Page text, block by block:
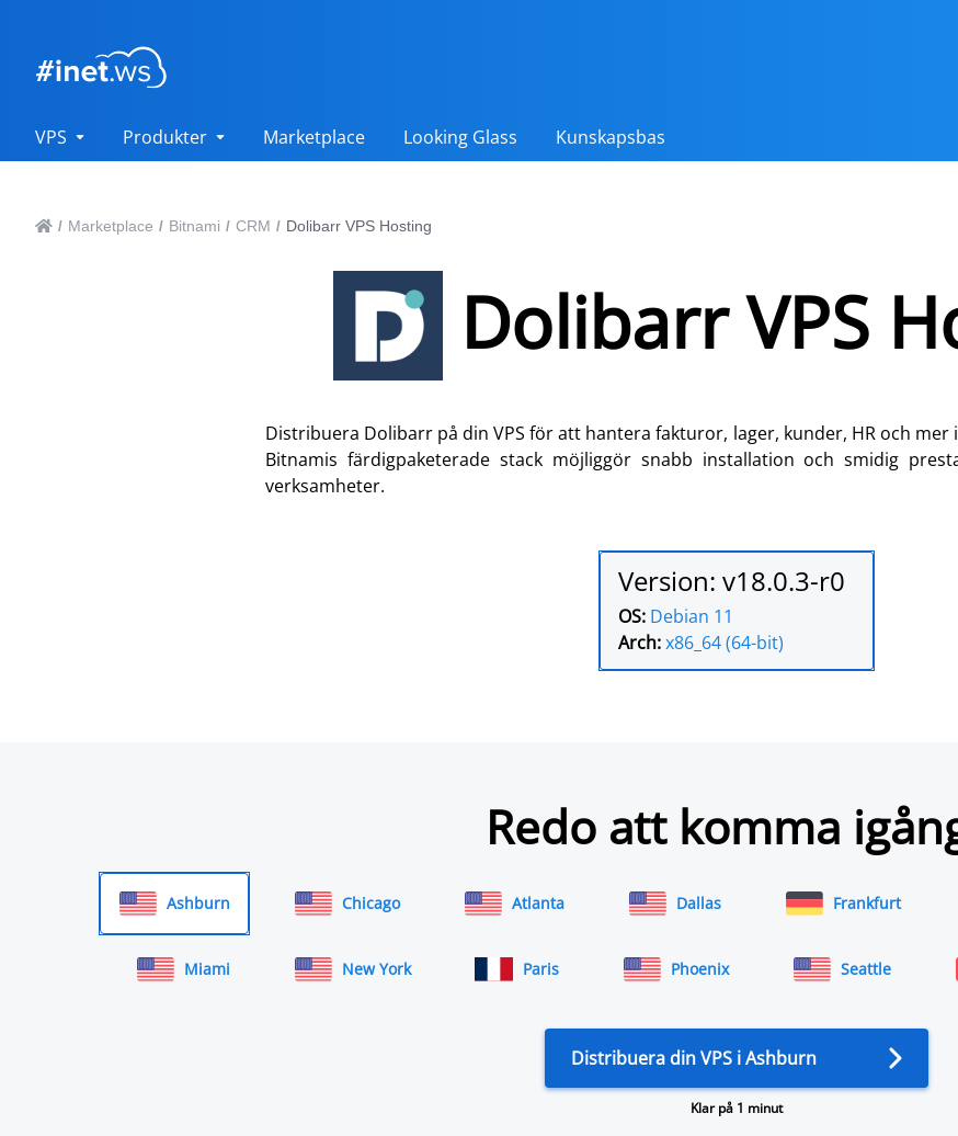
VPS Produkter Marketplace Looking Glass Kunskapsbas
/ Marketplace / Bitnami / CRM / Dolibarr VPS Hosting
Dolibarr VPS
Distribuera Dolibarr på din VPS för att hantera fakturor, lager, kunder, HR och mer i
Bitnamis färdigpaketerade stack möjliggör snabb installation och smidig
verksamheter.
Version: v18.0.3-r0
OS: Debian 11
Arch:x86_64 (64-bit)
Redo att komma
Ashburn Chicago Atlanta Dallas Frankfurt
Miami New York Paris Phoenix Seattle
Distribuera din VPS i Ashburn
Klar på 1 minut